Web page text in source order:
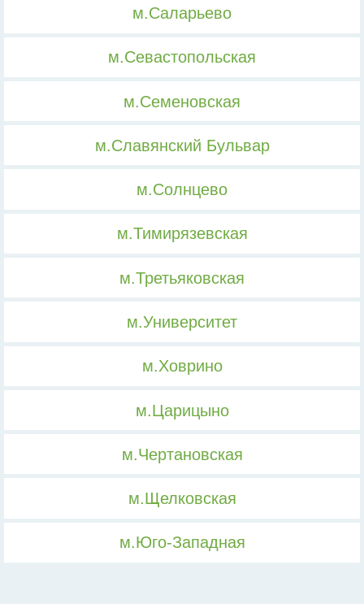
м.Саларьево
м.Севастопольская
м.Семеновская
м.Славянский Бульвар
м.Солнцево
м.Тимирязевская
м.Третьяковская
м.Университет
м.Ховрино
м.Царицыно
м.Чертановская
м.Щелковская
м.Юго-Западная